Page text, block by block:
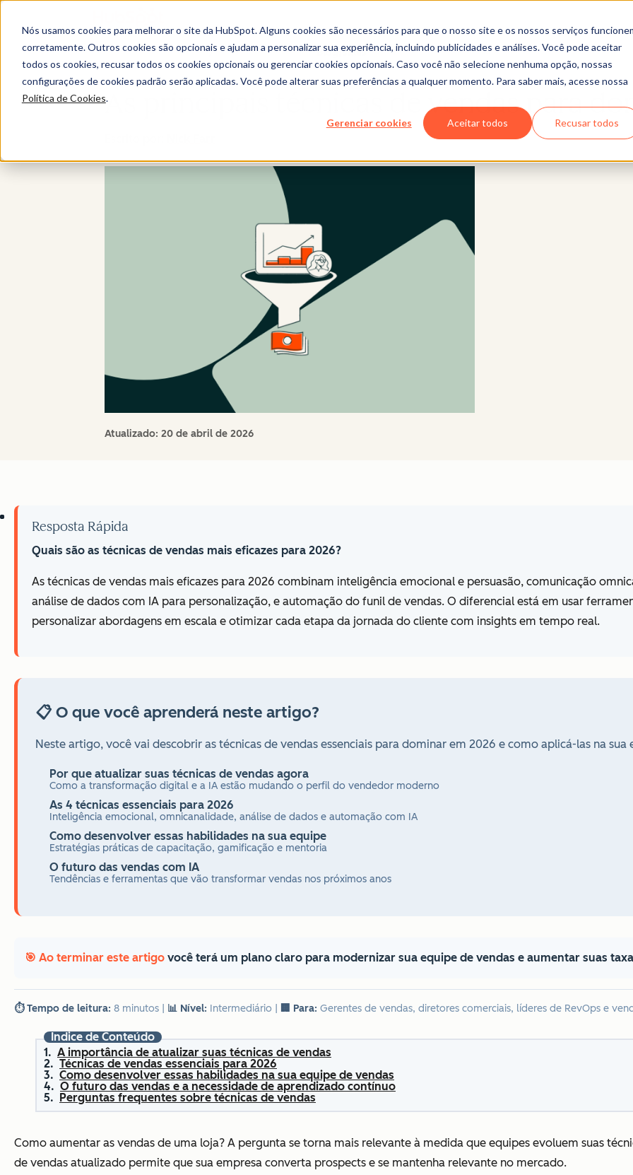
Nós usamos cookies para melhorar o site da HubSpot. Alguns cookies são necessários para que o nosso site e os nossos serviços
corretamente. Outros cookies são opcionais e ajudam a personalizar sua experiência, incluindo publicidades e análises. Você pode aceitar
todos os cookies, recusar todos os cookies opcionais ou gerenciar cookies opcionais. Caso você não selecione nenhuma opção, nossas
configurações de cookies padrão serão aplicadas. Você pode alterar suas preferências a qualquer momento. Para saber mais, acesse nossa
Política de Cookies.
Gerenciar cookies Aceitar todos Recusar todos
Blog/sales
As principais técnicas de vendas para
Atualizado: 20 de abril de 2026
Resposta Rápida
Quais são as técnicas de vendas mais eficazes para 2026?
As técnicas de vendas mais eficazes para 2026 combinam inteligência emocional e persuasão, comunicação
análise de dados com IA para personalização, e automação do funil de vendas. O diferencial está em usar
personalizar abordagens em escala e otimizar cada etapa da jornada do cliente com insights em tempo real.
📋 O que você aprenderá neste artigo?
Neste artigo, você vai descobrir as técnicas de vendas essenciais para dominar em 2026 e como aplicá-las na sua
Por que atualizar suas técnicas de vendas agora
Como a transformação digital e a IA estão mudando o perfil do vendedor moderno
As 4 técnicas essenciais para 2026
Inteligência emocional, omnicanalidade, análise de dados e automação com IA
Como desenvolver essas habilidades na sua equipe
Estratégias práticas de capacitação, gamificação e mentoria
O futuro das vendas com IA
Tendências e ferramentas que vão transformar vendas nos próximos anos
🎯 Ao terminar este artigo você terá um plano claro para modernizar sua equipe de vendas e aumentar suas
⏱️ Tempo de leitura: 8 minutos 📊 Nível: Intermediário 🏢 Para: Gerentes de vendas, diretores comerciais, líderes de RevOps e
Índice de Conteúdo
A importância de atualizar suas técnicas de vendas
Técnicas de vendas essenciais para 2026
Como desenvolver essas habilidades na sua equipe de vendas
O futuro das vendas e a necessidade de aprendizado contínuo
Perguntas frequentes sobre técnicas de vendas
Como aumentar as vendas de uma loja? A pergunta se torna mais relevante à medida que equipes evoluem suas
de vendas atualizado permite que sua empresa converta prospects e se mantenha relevante no mercado.